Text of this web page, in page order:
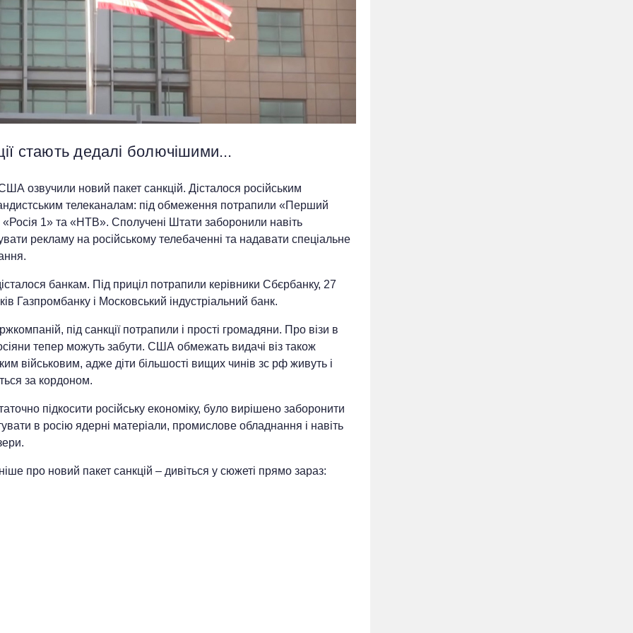
стають дедалі болючішими...
озвучили новий пакет санкцій. Дісталося російським
телеканалам: під обмеження потрапили «Перший
«Росія 1» та «НТВ». Сполучені Штати заборонили навіть
рекламу на російському телебаченні та надавати спеціальне
банкам. Під приціл потрапили керівники Сбєрбанку, 27
Газпромбанку і Московський індустріальний банк.
під санкції потрапили і прості громадяни. Про візи в
тепер можуть забути. США обмежать видачі віз також
військовим, адже діти більшості вищих чинів зс рф живуть і
за кордоном.
підкосити російську економіку, було вирішено заборонити
в росію ядерні матеріали, промислове обладнання і навіть
про новий пакет санкцій – дивіться у сюжеті прямо зараз: